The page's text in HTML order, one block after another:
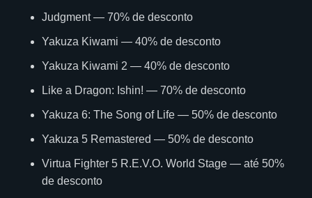
Judgment — 70% de desconto
Yakuza Kiwami — 40% de desconto
Yakuza Kiwami 2 — 40% de desconto
Like a Dragon: Ishin! — 70% de desconto
Yakuza 6: The Song of Life — 50% de desconto
Yakuza 5 Remastered — 50% de desconto
Virtua Fighter 5 R.E.V.O. World Stage — até 50%
de desconto